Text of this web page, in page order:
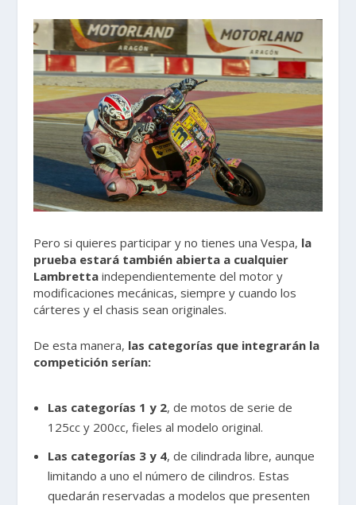
Pero si quieres participar y no tienes una Vespa, la
prueba estará también abierta a cualquier
Lambretta independientemente del motor y
modificaciones mecánicas, siempre y cuando los
cárteres y el chasis sean originales.
De esta manera, las categorías que integrarán la
competición serían:
Las categorías 1 y 2, de motos de serie de
125cc y 200cc, fieles al modelo original.
Las categorías 3 y 4, de cilindrada libre, aunque
limitando a uno el número de cilindros. Estas
quedarán reservadas a modelos que presenten